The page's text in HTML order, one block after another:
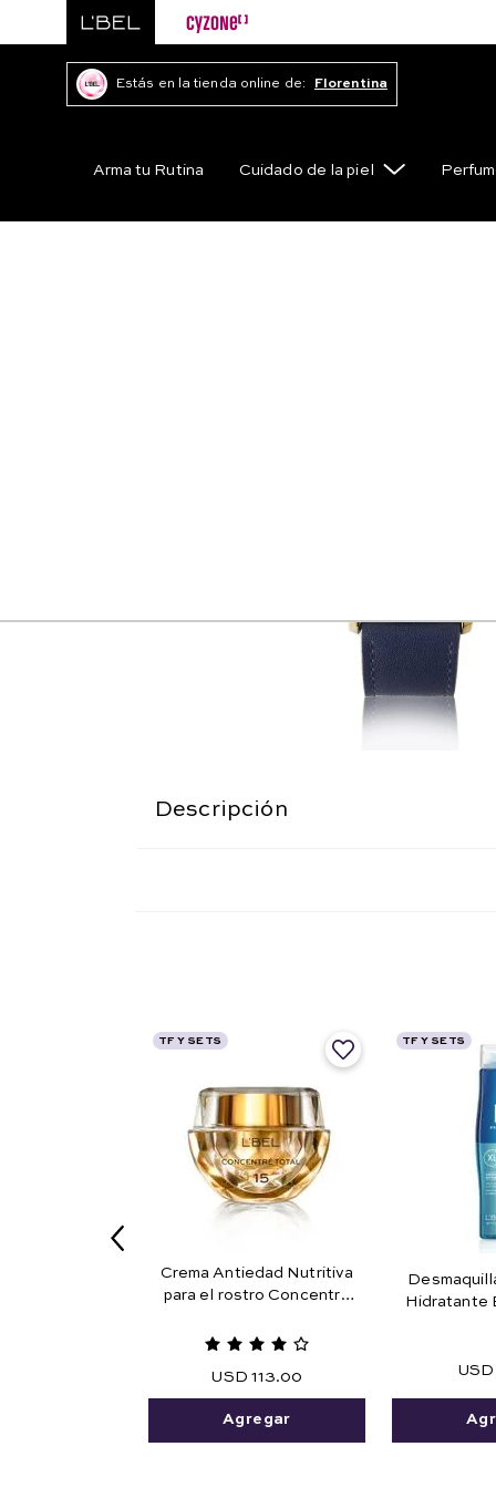
Estás en la tienda online de: Florentina
Arma tu Rutina Cuidado de la piel
Descripción
TF Y SETS
Crema Antiedad Nutritiva
para el rostro Concentré
USD 113.00
Agregar
TF Y SETS
Hidratante
USD